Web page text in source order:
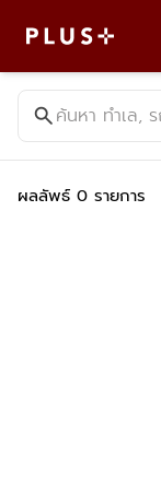
ค้นหาคอนโด บ้าน ที่ดิ
searchค้นหา ทำเล,
ผลลัพธ์ 0 รายการ